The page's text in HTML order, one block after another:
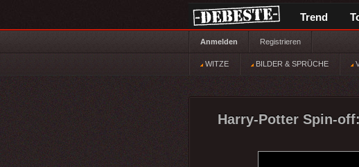
Trend
Anmelden Registrieren
WITZE BILDER & SPRÜCHE
Harry-Potter Spin-